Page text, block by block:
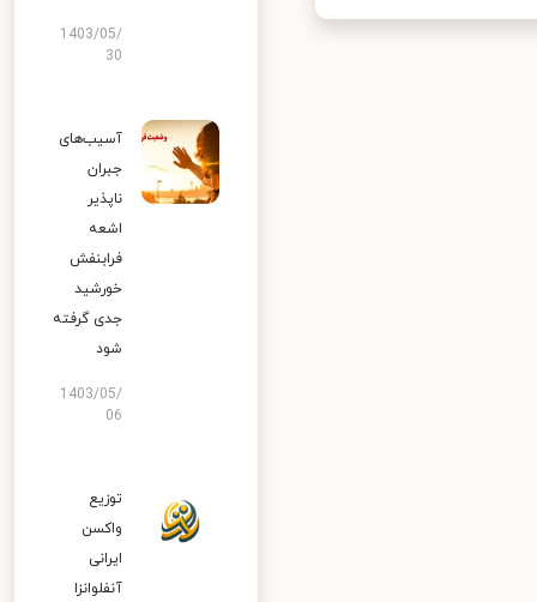
1403/05/
30
آسیب‌های
جبران
ناپذیر
اشعه
فرابنفش
خورشید
جدی گرفته
شود
1403/05/
06
توزیع
واکسن
ایرانی
آنفلوانزا